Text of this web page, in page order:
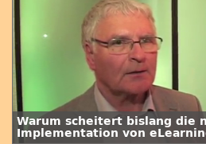
Warum scheitert bislang die
Implementation von